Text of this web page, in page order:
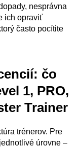
nesprávna
ich opraviť
často pocítite
čo
1, PRO,
Trainer
trénerov. Pre
úrovne –